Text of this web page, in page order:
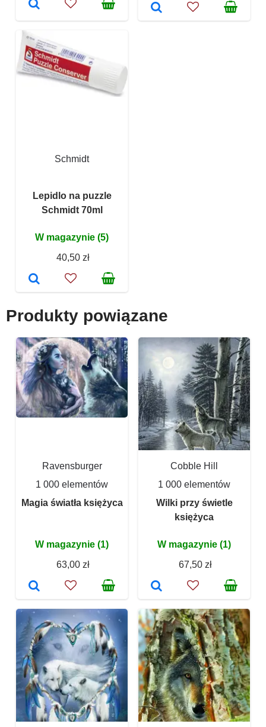
Schmidt
Lepidlo na puzzle
Schmidt 70ml
W magazynie (5)
40,50 zł
Produkty powiązane
Ravensburger
1 000 elementów
Magia światła księżyca
W magazynie (1)
63,00 zł
Cobble Hill
1 000 elementów
Wilki przy świetle
księżyca
W magazynie (1)
67,50 zł